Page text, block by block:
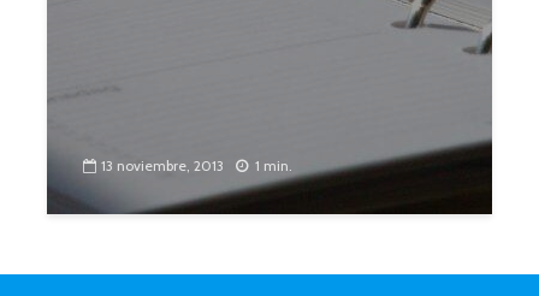
13 noviembre, 2013 1 min.